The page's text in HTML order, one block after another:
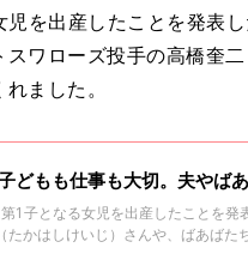
を出産したことを発表
ワローズ投手の高橋奎
ました。
もも仕事も大切。夫やば
1子となる女児を出産したことを
たかはしけいじ）さんや、ばあばた